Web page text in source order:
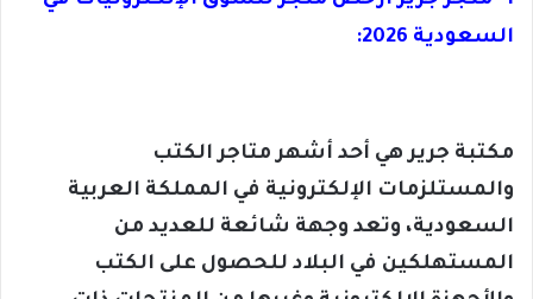
السعودية 2026:
مكتبة جرير هي أحد أشهر متاجر الكتب
والمستلزمات الإلكترونية في المملكة العربية
السعودية، وتعد وجهة شائعة للعديد من
المستهلكين في البلاد للحصول على الكتب